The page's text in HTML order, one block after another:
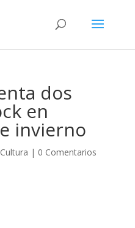
dos
en
invierno
Cultura | 0 Comentarios